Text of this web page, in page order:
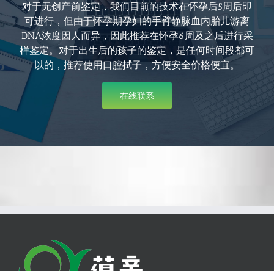
对于无创产前鉴定，我们目前的技术在怀孕后5周后即
可进行，但由于怀孕期孕妇的手臂静脉血内胎儿游离
DNA浓度因人而异，因此推荐在怀孕6周及之后进行采
样鉴定。对于出生后的孩子的鉴定，是任何时间段都可
以的，推荐使用口腔拭子，方便安全价格便宜。
在线联系